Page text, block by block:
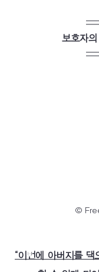
보호자
©
“이번에 아버지를